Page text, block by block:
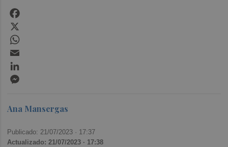
Ana Mansergas
Publicado: 21/07/2023 · 17:37
Actualizado: 21/07/2023 · 17:38